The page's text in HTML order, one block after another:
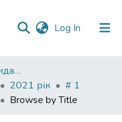
Log In (current)
Періодичні наукові видання НАВС
2021 рік
# 1
Browse by Title